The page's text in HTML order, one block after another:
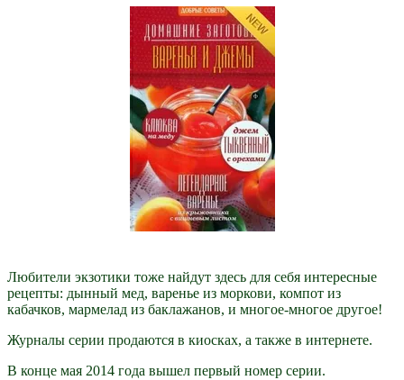
Любители экзотики тоже найдут здесь для себя интересные
рецепты: дынный мед, варенье из моркови, компот из
кабачков, мармелад из баклажанов, и многое-многое другое!
Журналы серии продаются в киосках, а также в интернете.
В конце мая 2014 года вышел первый номер серии.